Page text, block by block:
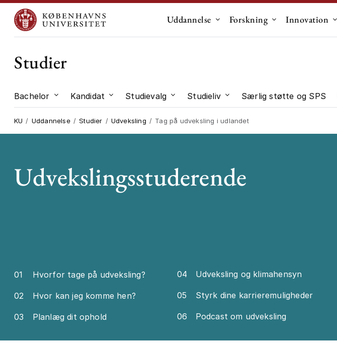
Uddannelse Undermenu til "Uddannelse"
Forskning Undermenu til
Innovation
Studier
Bachelor Undermenu til "Bachelor"
Kandidat Undermenu til "Kandidat"
Studievalg Undermenu til "Studievalg"
Studieliv Undermenu til "Studieliv"
Særlig støtte og SPS
KU Uddannelse Studier Udveksling Tag på udveksling i udlandet
Udvekslingsstuderende
01 Hvorfor tage på udveksling?
02 Hvor kan jeg komme hen?
03 Planlæg dit ophold
04 Udveksling og klimahensyn
05 Styrk dine karrieremuligheder
06 Podcast om udveksling